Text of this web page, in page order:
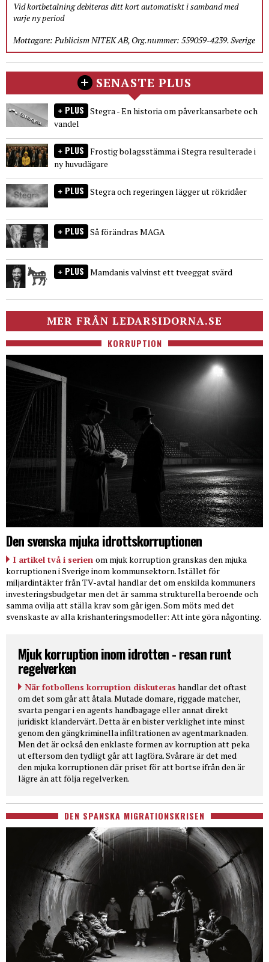
Vid kortbetalning debiteras ditt kort automatiskt i samband med
varje ny period
Mottagare: Publicism NITEK AB, Org.nummer: 559059-4239. Sverige
SENASTE PLUS
PLUS Stegra - En historia om påverkansarbete och
vandel
PLUS Frostig bolagsstämma i Stegra resulterade i
ny huvudägare
PLUS Stegra och regeringen lägger ut rökridåer
PLUS Så förändras MAGA
PLUS Mamdanis valvinst ett tveeggat svärd
MER FRÅN LEDARSIDORNA.SE
KORRUPTION
Den svenska mjuka idrottskorruptionen
I artikel två i serien om mjuk korruption granskas den mjuka
korruptionen i Sverige inom kommunsektorn. Istället för
miljardintäkter från TV-avtal handlar det om enskilda kommuners
investeringsbudgetar men det är samma strukturella beroende och
samma ovilja att ställa krav som går igen. Som möts med det
svenskaste av alla krishanteringsmodeller: Att inte göra någonting.
Mjuk korruption inom idrotten - resan runt
regelverken
När fotbollens korruption diskuteras handlar det oftast
om det som går att åtala. Mutade domare, riggade matcher,
svarta pengar i en agents handbagage eller annat direkt
juridiskt klandervärt. Detta är en bister verklighet inte minst
genom den gängkriminella infiltrationen av agentmarknaden.
Men det är också den enklaste formen av korruption att peka
ut eftersom den tydligt går att lagföra. Svårare är det med
den mjuka korruptionen där priset för att bortse ifrån den är
lägre än att följa regelverken.
DEN SPANSKA MIGRATIONSKRISEN